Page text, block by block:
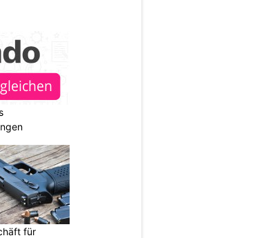
für